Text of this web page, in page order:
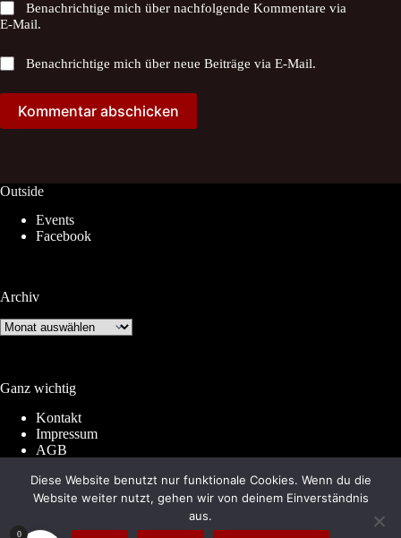
Benachrichtige mich über nachfolgende Kommentare via
E-Mail.
Benachrichtige mich über neue Beiträge via E-Mail.
Kommentar abschicken
Outside
Events
Facebook
Archiv
Archiv
Ganz wichtig
Kontakt
Impressum
AGB
Datenschutz
0
Diese Website benutzt nur funktionale Cookies. Wenn du die
Website weiter nutzt, gehen wir von deinem Einverständnis
aus.